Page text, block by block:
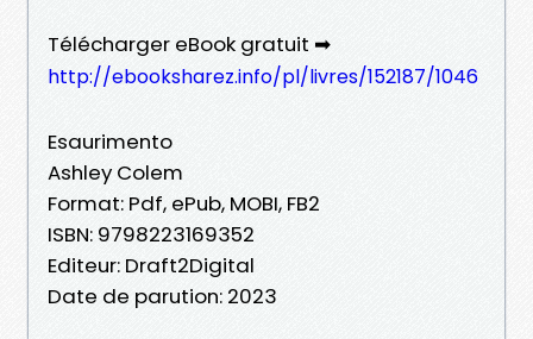
Télécharger eBook gratuit ➡
http://ebooksharez.info/pl/livres/152187/1046
Esaurimento
Ashley Colem
Format: Pdf, ePub, MOBI, FB2
ISBN: 9798223169352
Editeur: Draft2Digital
Date de parution: 2023